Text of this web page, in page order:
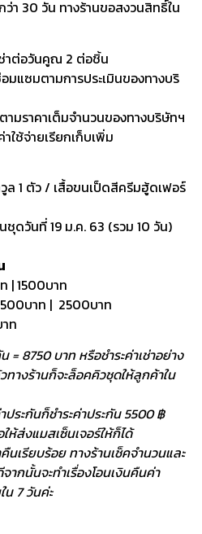
า 30 วัน ทางร้านขอสงวนสิทธิ์ใน
าต่อวันคูณ 2 ต่อชิ้น
แซมตามการประเมินของทางบริ
ราคาเต็มจำนวนของทางบริษัทฯ
ใช้จ่ายเรียกเก็บเพิ่ม
ล 1 ตัว / เสื้อขนเป็ดสีครีมฮู้ดเฟอร์
ดวันที่ 19 ม.ค. 63 (รวม 10 วัน)
| 1500บาท
บาท | 2500บาท
ท
= 8750 บาท หรือชำระค่าเช่าอย่าง
างร้านก็จะล็อคคิวชุดให้ลูกค้าใน
ประกันก็ชำระค่าประกัน 5500 ฿
ส่งแมสเซ็นเจอร์ให้ก็ได้
เรียบร้อย ทางร้านเช็คจำนวนและ
กนั้นจะทำเรื่องโอนเงินคืนค่า
น 7 วันค่ะ